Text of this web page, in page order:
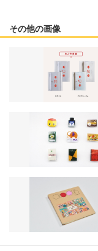
その他の画像